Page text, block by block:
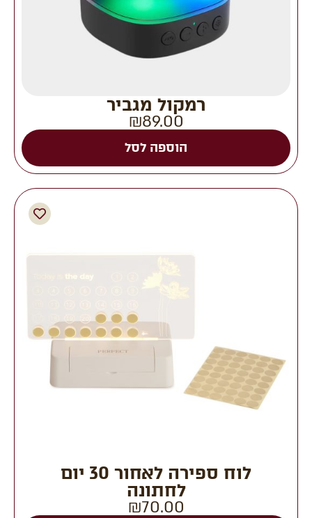
רמקול מגביר
₪89.00
הוספה לסל
לוח ספירה לאחור 30 יום
לחתונה
₪70.00